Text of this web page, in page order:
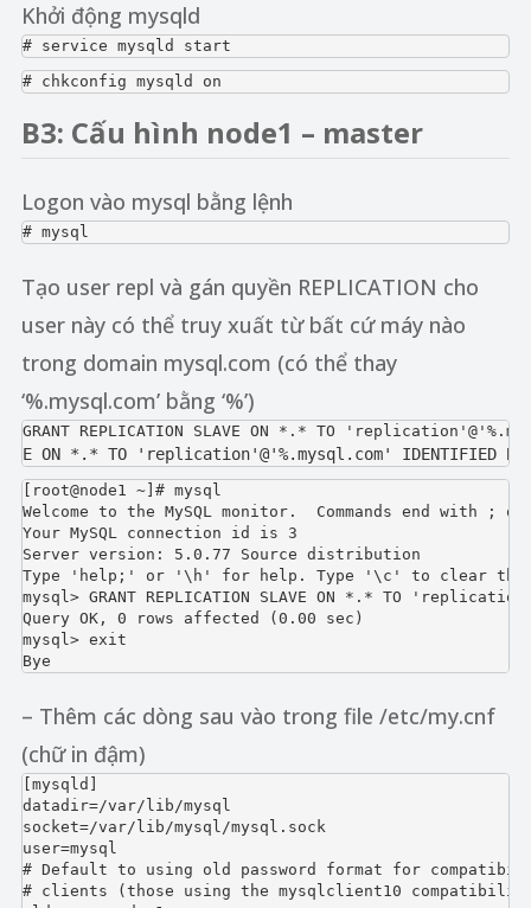
Khởi động mysqld
# service mysqld start
# chkconfig mysqld on
B3: Cấu hình node1 – master
Logon vào mysql bằng lệnh
# mysql
Tạo user repl và gán quyền REPLICATION cho
user này có thể truy xuất từ bất cứ máy nào
trong domain mysql.com (có thể thay
‘%.mysql.com’ bằng ‘%’)
E ON *.* TO 'replication'@'%.mysql.com' IDENTIFIED
[root@node1 ~]# mysql
Welcome to the MySQL monitor.  Commands end with ;
Your MySQL connection id is 3
Server version: 5.0.77 Source distribution
Type 'help;' or '\h' for help. Type '\c' to clear the
mysql> GRANT REPLICATION SLAVE ON *.* TO
Query OK, 0 rows affected (0.00 sec)
mysql> exit
Bye
– Thêm các dòng sau vào trong file /etc/my.cnf
(chữ in đậm)
[mysqld]
datadir=/var/lib/mysql
socket=/var/lib/mysql/mysql.sock
user=mysql
# Default to using old password format for
# clients (those using the mysqlclient10